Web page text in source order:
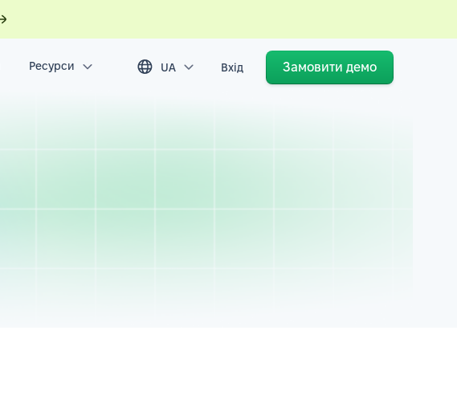
Ресурси UA Вхід Замовити демо